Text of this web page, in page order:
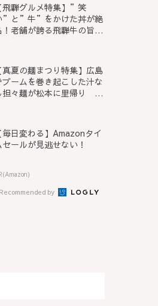
飛騨グルメ特集】”笑
”と”牛”をかけた丼が絶
！老舗が誇る飛騨牛の旨み
堪能...
真夏の麺まつり特集】広島
ブームを巻き起こした汁な
担々麺が松本に里帰り
毎日変わる】Amazonタイ
セールが見逃せない！
Recommended by